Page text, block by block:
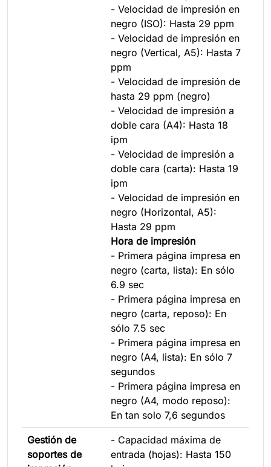
- Velocidad de impresión en
negro (ISO): Hasta 29 ppm
- Velocidad de impresión en
negro (Vertical, A5): Hasta 7
ppm
- Velocidad de impresión de
hasta 29 ppm (negro)
- Velocidad de impresión a
doble cara (A4): Hasta 18
ipm
- Velocidad de impresión a
doble cara (carta): Hasta 19
ipm
- Velocidad de impresión en
negro (Horizontal, A5):
Hasta 29 ppm
Hora de impresión
- Primera página impresa en
negro (carta, lista): En sólo
6.9 sec
- Primera página impresa en
negro (carta, reposo): En
sólo 7.5 sec
- Primera página impresa en
negro (A4, lista): En sólo 7
segundos
- Primera página impresa en
negro (A4, modo reposo):
En tan solo 7,6 segundos
Gestión de
soportes de
- Capacidad máxima de
entrada (hojas): Hasta 150